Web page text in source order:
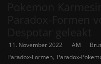
11. November 2022 AM
Paradox-Formen, Paradox-